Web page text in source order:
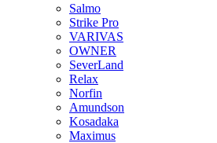
Salmo
Strike Pro
VARIVAS
OWNER
SeverLand
Relax
Norfin
Amundson
Kosadaka
Maximus